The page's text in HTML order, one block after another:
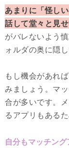
あまりに「怪し
話して堂々と見
がバレないよう
ォルダの奥に隠
もし機会があれ
みましょう。マ
合が多いです。
るアプリもある
自分もマッチン